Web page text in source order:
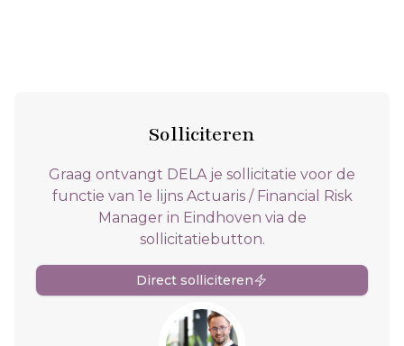
Solliciteren
Graag ontvangt DELA je sollicitatie voor de
functie van 1e lijns Actuaris / Financial Risk
Manager in Eindhoven via de
sollicitatiebutton.
Direct solliciteren